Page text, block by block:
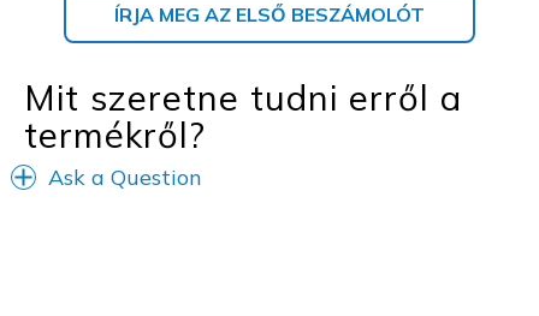
ÍRJA MEG AZ ELSŐ BESZÁMOLÓT
Mit szeretne tudni erről a
termékről?
Ask a Question